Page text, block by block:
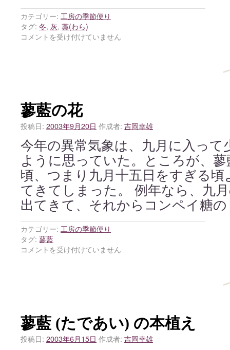
カテゴリー: 工房の季節便り
タグ: 冬, 灰, 藁(わら)
コメントを受け付けていません
蓼藍の花
投稿日: 2003年9月20日 作成者: 吉岡幸雄
今年の異常気象は、九月に入っ
ように思っていた。ところが、
頃、つまり九月十五日をすぎる
てきてしまった。 例年なら、九
出てきて、それからコンペイ糖
カテゴリー: 工房の季節便り
タグ: 蓼藍
コメントを受け付けていません
蓼藍 (たであい) の本植え
投稿日: 2003年6月15日 作成者: 吉岡幸雄